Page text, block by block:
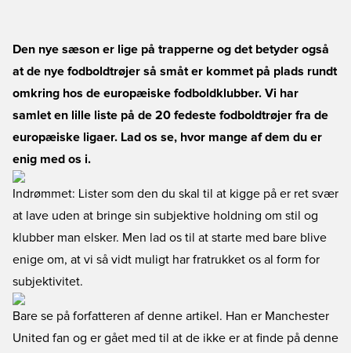
Den nye sæson er lige på trapperne og det betyder også
at de nye fodboldtrøjer så småt er kommet på plads rundt
omkring hos de europæiske fodboldklubber. Vi har
samlet en lille liste på de 20 fedeste fodboldtrøjer fra de
europæiske ligaer. Lad os se, hvor mange af dem du er
enig med os i.
Indrømmet: Lister som den du skal til at kigge på er ret svær
at lave uden at bringe sin subjektive holdning om stil og
klubber man elsker. Men lad os til at starte med bare blive
enige om, at vi så vidt muligt har fratrukket os al form for
subjektivitet.
Bare se på forfatteren af denne artikel. Han er Manchester
United fan og er gået med til at de ikke er at finde på denne